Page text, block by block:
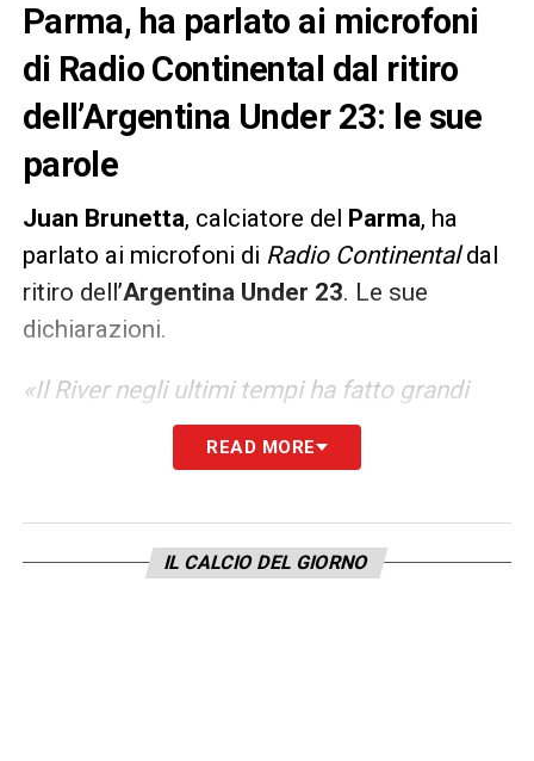
Parma, ha parlato ai microfoni
di Radio Continental dal ritiro
dell’Argentina Under 23: le sue
parole
Juan Brunetta, calciatore del Parma, ha
parlato ai microfoni di Radio Continentaldal
ritiro dell’Argentina Under 23. Le sue
dichiarazioni.
«Il River negli ultimi tempi ha fatto grandi
cose, qualsiasi calciatore vorrebbe giocare
lì. E una squadra importante, che anche se
Europa, però nessuno sa cosa riserverà il
READ MORE
IL CALCIO DEL GIORNO